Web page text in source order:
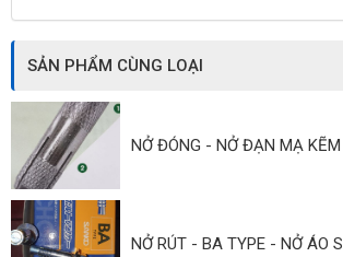
SẢN PHẨM CÙNG LOẠI
NỞ ĐÓNG - NỞ ĐẠN MẠ
NỞ RÚT - BA TYPE - NỞ ÁO